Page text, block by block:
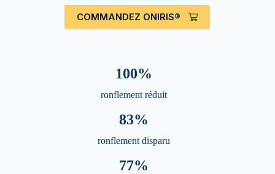
COMMANDEZ ONIRIS®
100%
ronflement réduit
83%
ronflement disparu
77%